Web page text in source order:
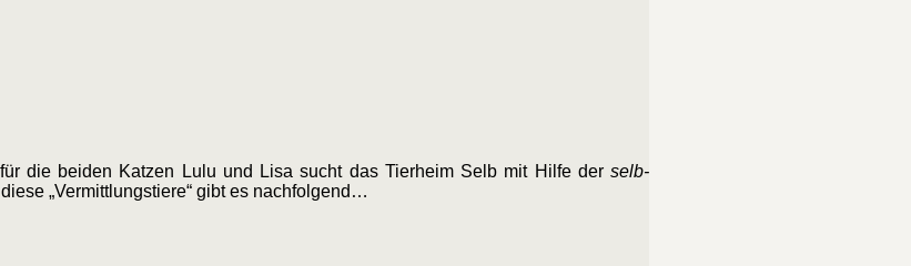
die beiden Katzen Lulu und Lisa sucht das Tierheim Selb mit Hilfe der selb-
„Vermittlungstiere“ gibt es nachfolgend…